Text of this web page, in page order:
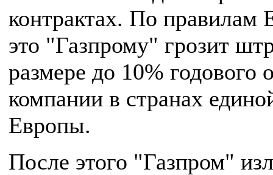
контрактах. По правилам
это "Газпрому" грозит
размере до 10% годового
компании в странах
Европы.
После этого "Газпром"